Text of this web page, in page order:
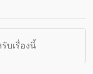
บเรื่องนี้